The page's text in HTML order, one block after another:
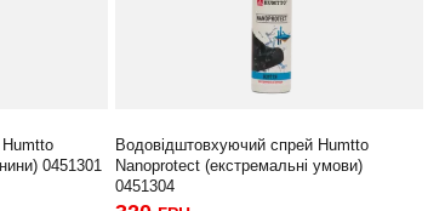
0451301
Водовідштовхуючий спрей Humtto
Nanoprotect (екстремальні умови)
0451304